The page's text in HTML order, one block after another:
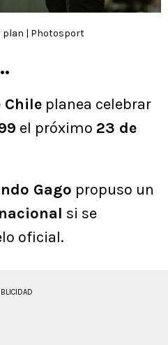
plan | Photosport
Chile planea celebrar
el próximo 23 de
Gago propuso un
si se
oficial.